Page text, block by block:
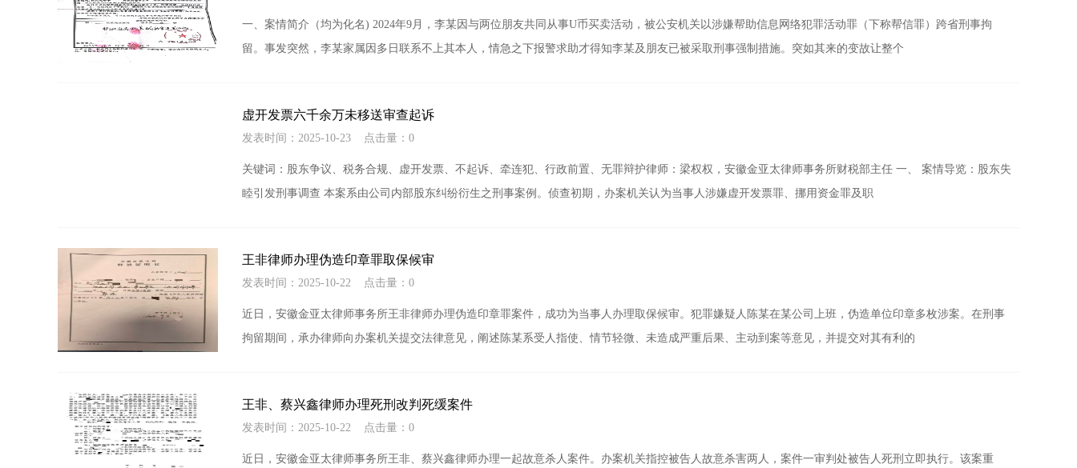
一、案情简介（均为化名) 2024年9月，李某因与两位朋友共同从事U币买卖活动，被公安机关以涉嫌帮助信息网络犯罪活动罪（下称帮信罪）跨省刑事拘
留。事发突然，李某家属因多日联系不上其本人，情急之下报警求助才得知李某及朋友已被采取刑事强制措施。突如其来的变故让整个
虚开发票六千余万未移送审查起诉
发表时间：2025-10-23 点击量：0
关键词：股东争议、税务合规、虚开发票、不起诉、牵连犯、行政前置、无罪辩护律师：梁权权，安徽金亚太律师事务所财税部主任 一、 案情导览：股东失
睦引发刑事调查 本案系由公司内部股东纠纷衍生之刑事案例。侦查初期，办案机关认为当事人涉嫌虚开发票罪、挪用资金罪及职
王非律师办理伪造印章罪取保候审
发表时间：2025-10-22 点击量：0
近日，安徽金亚太律师事务所王非律师办理伪造印章罪案件，成功为当事人办理取保候审。犯罪嫌疑人陈某在某公司上班，伪造单位印章多枚涉案。在刑事
拘留期间，承办律师向办案机关提交法律意见，阐述陈某系受人指使、情节轻微、未造成严重后果、主动到案等意见，并提交对其有利的
王非、蔡兴鑫律师办理死刑改判死缓案件
发表时间：2025-10-22 点击量：0
近日，安徽金亚太律师事务所王非、蔡兴鑫律师办理一起故意杀人案件。办案机关指控被告人故意杀害两人，案件一审判处被告人死刑立即执行。该案重